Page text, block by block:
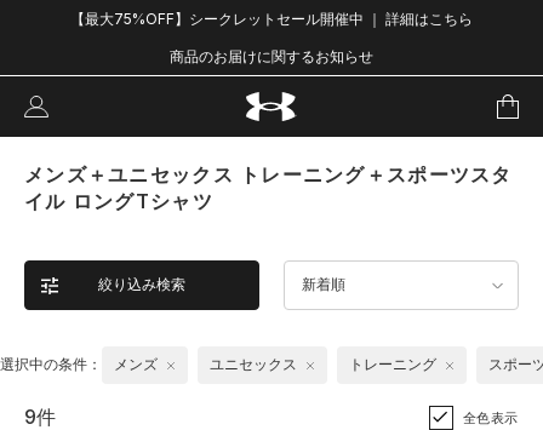
【最大75%OFF】シークレットセール開催中 ｜ 詳細はこちら
商品のお届けに関するお知らせ
メンズ＋ユニセックス トレーニング＋スポーツスタ
イル ロングTシャツ
絞り込み検索 新着順
選択中の条件： メンズ ユニセックス トレーニング スポー
9件 全色表示